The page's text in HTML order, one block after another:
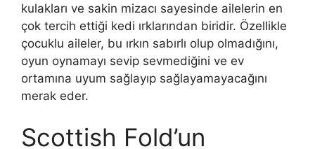
kulakları ve sakin mizacı sayesinde ailelerin en
çok tercih ettiği kedi ırklarından biridir. Özellikle
çocuklu aileler, bu ırkın sabırlı olup olmadığını,
oyun oynamayı sevip sevmediğini ve ev
ortamına uyum sağlayıp sağlayamayacağını
merak eder.
Scottish Fold’un